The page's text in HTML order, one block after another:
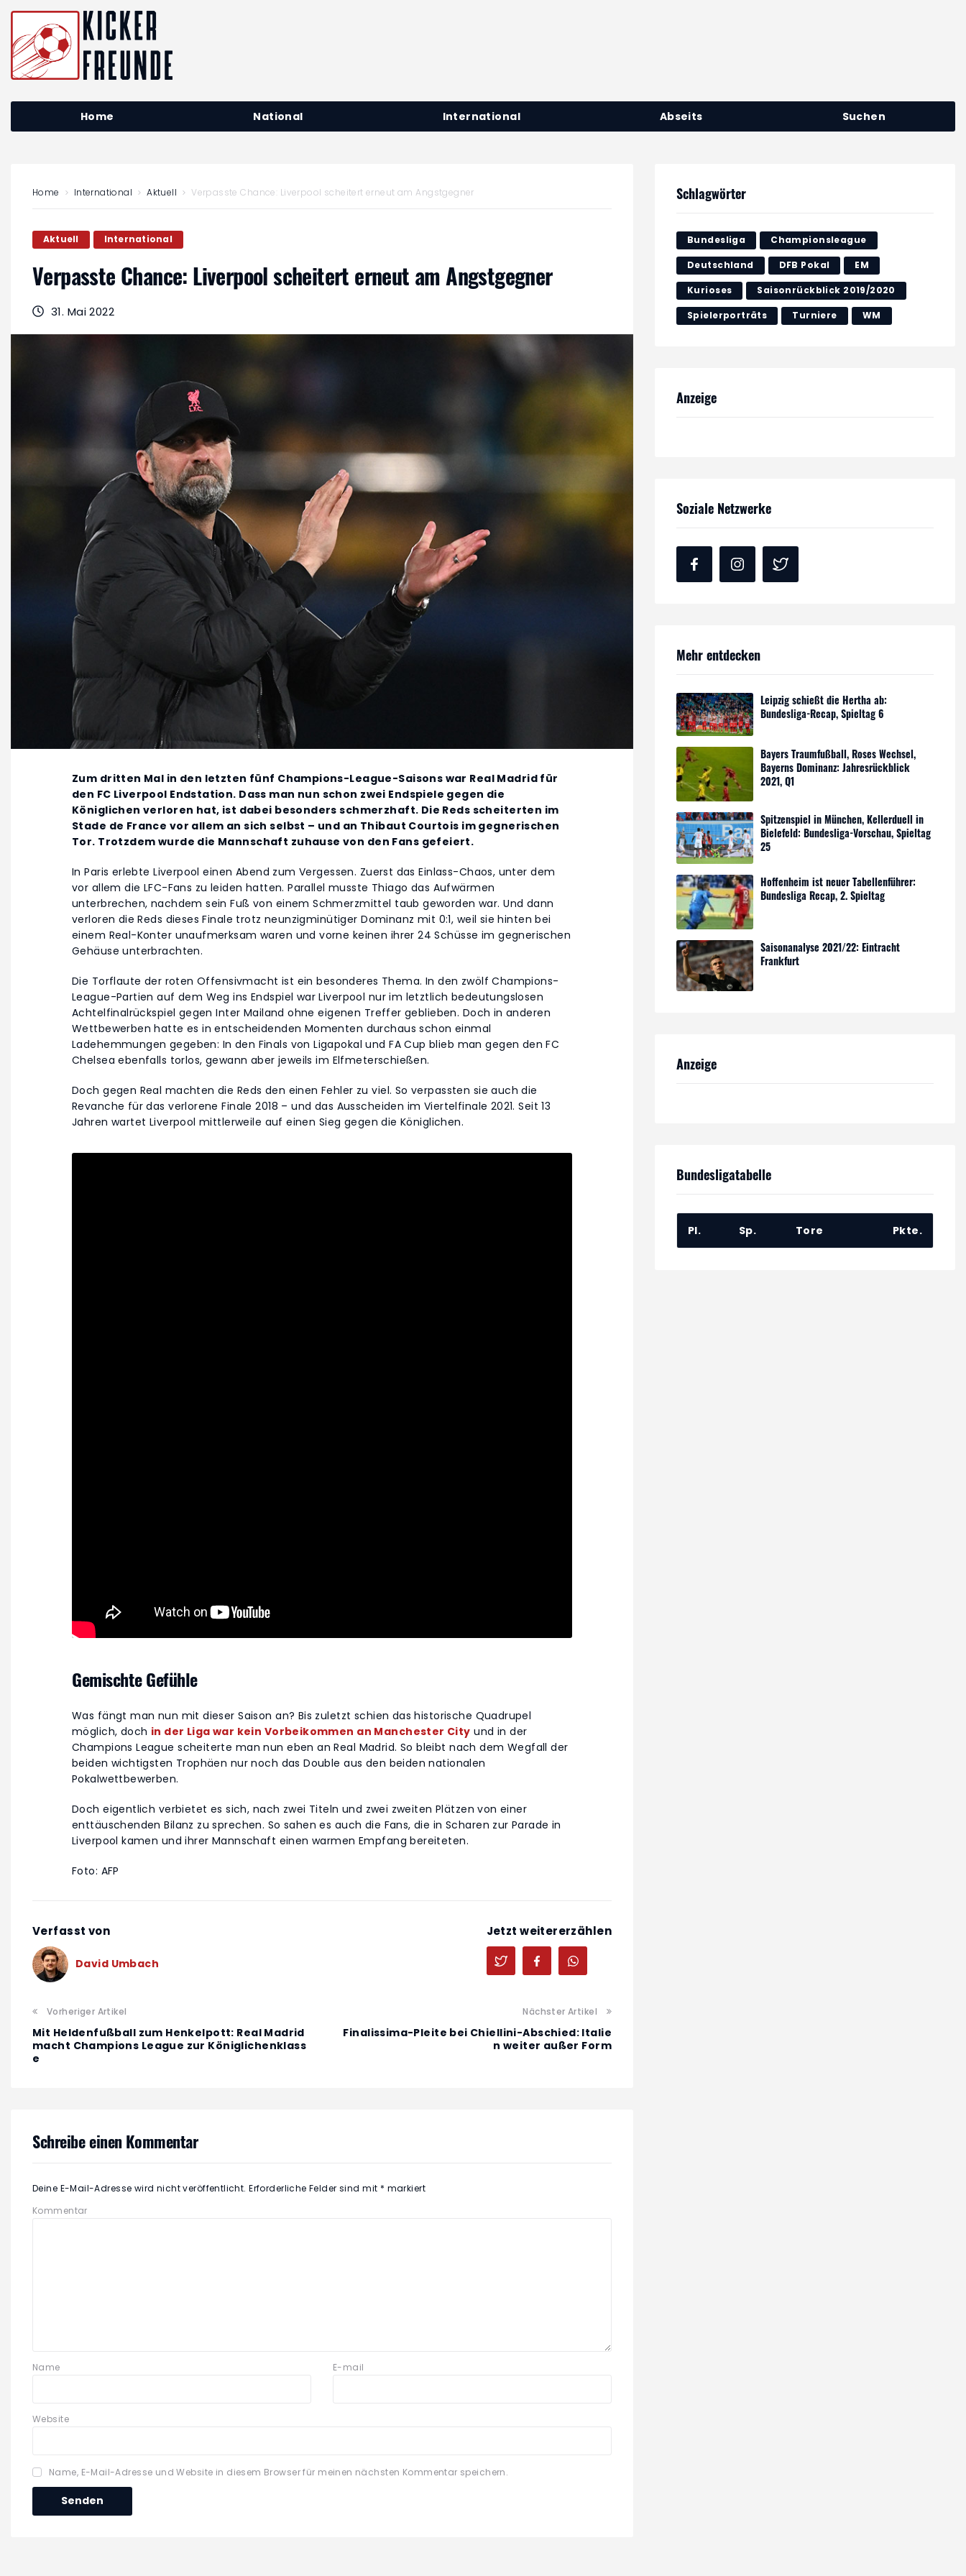
Home National International Abseits Suchen
Home International Aktuell Verpasste Chance: Liverpool scheitert erneut am Angstgegner
Aktuell International
Verpasste Chance: Liverpool scheitert erneut am Angstgegner
31. Mai 2022
Zum dritten Mal in den letzten fünf Champions-League-Saisons war Real Madrid für
den FC Liverpool Endstation. Dass man nun schon zwei Endspiele gegen die
Königlichen verloren hat, ist dabei besonders schmerzhaft. Die Reds scheiterten im
Stade de France vor allem an sich selbst – und an Thibaut Courtois im gegnerischen
Tor. Trotzdem wurde die Mannschaft zuhause von den Fans gefeiert.
In Paris erlebte Liverpool einen Abend zum Vergessen. Zuerst das Einlass-Chaos, unter dem
vor allem die LFC-Fans zu leiden hatten. Parallel musste Thiago das Aufwärmen
unterbrechen, nachdem sein Fuß von einem Schmerzmittel taub geworden war. Und dann
verloren die Reds dieses Finale trotz neunzigminütiger Dominanz mit 0:1, weil sie hinten bei
einem Real-Konter unaufmerksam waren und vorne keinen ihrer 24 Schüsse im gegnerischen
Gehäuse unterbrachten.
Die Torflaute der roten Offensivmacht ist ein besonderes Thema. In den zwölf Champions-
League-Partien auf dem Weg ins Endspiel war Liverpool nur im letztlich bedeutungslosen
Achtelfinalrückspiel gegen Inter Mailand ohne eigenen Treffer geblieben. Doch in anderen
Wettbewerben hatte es in entscheidenden Momenten durchaus schon einmal
Ladehemmungen gegeben: In den Finals von Ligapokal und FA Cup blieb man gegen den FC
Chelsea ebenfalls torlos, gewann aber jeweils im Elfmeterschießen.
Doch gegen Real machten die Reds den einen Fehler zu viel. So verpassten sie auch die
Revanche für das verlorene Finale 2018 – und das Ausscheiden im Viertelfinale 2021. Seit 13
Jahren wartet Liverpool mittlerweile auf einen Sieg gegen die Königlichen.
Gemischte Gefühle
Was fängt man nun mit dieser Saison an? Bis zuletzt schien das historische Quadrupel
möglich, doch in der Liga war kein Vorbeikommen an Manchester City und in der
Champions League scheiterte man nun eben an Real Madrid. So bleibt nach dem Wegfall der
beiden wichtigsten Trophäen nur noch das Double aus den beiden nationalen
Pokalwettbewerben.
Doch eigentlich verbietet es sich, nach zwei Titeln und zwei zweiten Plätzen von einer
enttäuschenden Bilanz zu sprechen. So sahen es auch die Fans, die in Scharen zur Parade in
Liverpool kamen und ihrer Mannschaft einen warmen Empfang bereiteten.
Foto: AFP
Verfasst von
David Umbach
Jetzt weitererzählen
Vorheriger Artikel
Mit Heldenfußball zum Henkelpott: Real Madrid
macht Champions League zur Königlichenklass
e
Nächster Artikel
Finalissima-Pleite bei Chiellini-Abschied: Italie
n weiter außer Form
Schreibe einen Kommentar
Deine E-Mail-Adresse wird nicht veröffentlicht. Erforderliche Felder sind mit * markiert
Kommentar
Name E-mail
Website
Name, E-Mail-Adresse und Website in diesem Browser für meinen nächsten Kommentar speichern.
Schlagwörter
Bundesliga Championsleague
Deutschland DFB Pokal EM
Kurioses Saisonrückblick 2019/2020
Spielerporträts Turniere WM
Anzeige
Soziale Netzwerke
Mehr entdecken
Leipzig schießt die Hertha ab:
Bundesliga-Recap, Spieltag 6
Bayers Traumfußball, Roses Wechsel,
Bayerns Dominanz: Jahresrückblick
2021, Q1
Spitzenspiel in München, Kellerduell in
Bielefeld: Bundesliga-Vorschau, Spieltag
25
Hoffenheim ist neuer Tabellenführer:
Bundesliga Recap, 2. Spieltag
Saisonanalyse 2021/22: Eintracht
Frankfurt
Anzeige
Bundesligatabelle
Pl. Sp. Tore Pkte.